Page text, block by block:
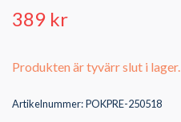
389 kr
Produkten är tyvärr slut i lager.
Artikelnummer:POKPRE-250518